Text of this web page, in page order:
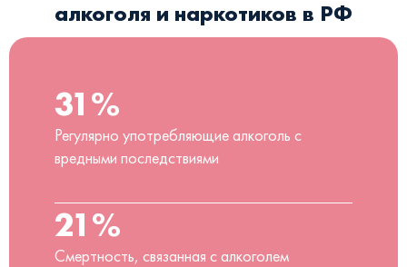
алкоголя и наркотиков в РФ
31%
Регулярно употребляющие алкоголь с
вредными последствиями
21%
Смертность, связанная с алкоголем